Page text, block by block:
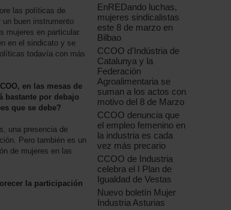
las políticas de
buen instrumento
mujeres en particular.
en el sindicato y se
todavía con más
en las mesas de
bastante por debajo
que se debe?
una presencia de
Pero también es un
de mujeres en las
la participación
EnREDando luchas,
mujeres sindicalistas
este 8 de marzo en
Bilbao
CCOO d'Indústria de
Catalunya y la
Federación
Agroalimentaria se
suman a los actos con
motivo del 8 de Marzo
CCOO denuncia que
el empleo femenino en
la industria es cada
vez más precario
CCOO de Industria
celebra el I Plan de
Igualdad de Vestas
Nuevo boletín Mujer
Industria Asturias